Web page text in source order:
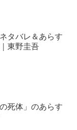
タバレ＆あらす
東野圭吾
死体」のあらす